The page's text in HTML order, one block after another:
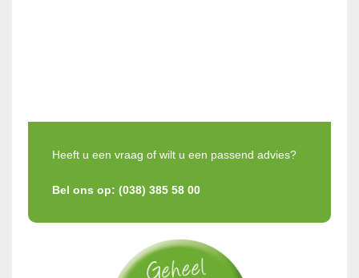
Heeft u een vraag of wilt u een passend advies?
Bel ons op: (038) 385 58 00